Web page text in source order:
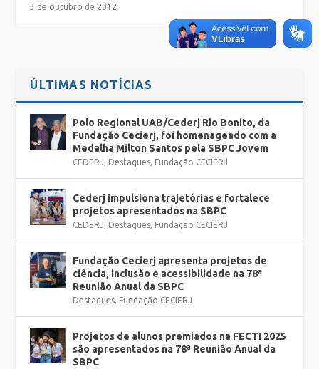
3 de outubro de 2012
ÚLTIMAS NOTÍCIAS
Polo Regional UAB/Cederj Rio Bonito, da
Fundação Cecierj, foi homenageado com a
Medalha Milton Santos pela SBPC Jovem
CEDERJ, Destaques, Fundação CECIERJ
Cederj impulsiona trajetórias e fortalece
projetos apresentados na SBPC
CEDERJ, Destaques, Fundação CECIERJ
Fundação Cecierj apresenta projetos de
ciência, inclusão e acessibilidade na 78ª
Reunião Anual da SBPC
Destaques, Fundação CECIERJ
Projetos de alunos premiados na FECTI 2025
são apresentados na 78ª Reunião Anual da
SBPC